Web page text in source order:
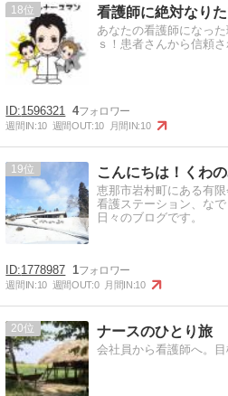
18
あなたの看護師になっ
ｓ！患者さんから信頼
1596321 4
週間IN:10 週間OUT:10 月間IN:10
19
恵那市岩村町にある有
看護ステーション、な
日々のブログです。
1778987 1
週間IN:10 週間OUT:0 月間IN:10
20 ナースのひとり旅
会社員から看護師へ。